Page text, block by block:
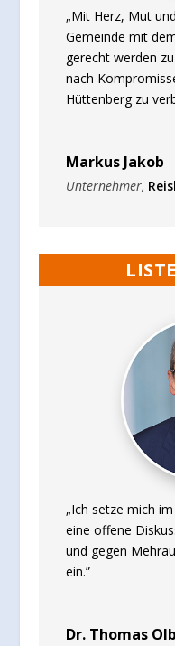
„Mit Herz, Mut
Gemeinde mit
gerecht werden
nach
Hüttenberg zu
Markus Jakob
Unternehmer,
„Ich setze mich
eine offene
und gegen
ein.”
Dr. Thomas